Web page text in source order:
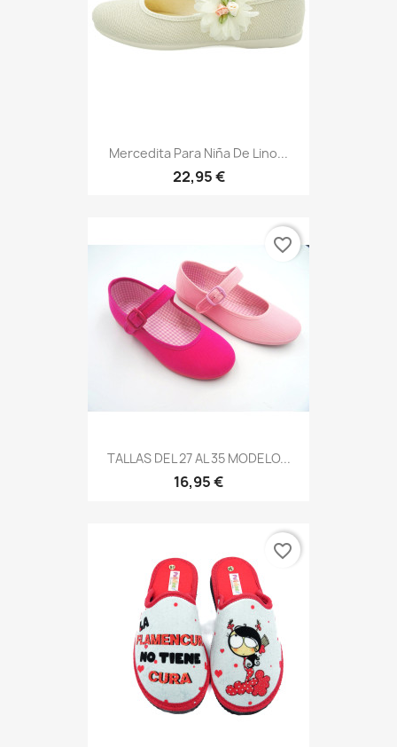
Mercedita Para Niña De Lino...
22,95 €
TALLAS DEL 27 AL 35 MODELO...
16,95 €
favorite_border
favorite_border